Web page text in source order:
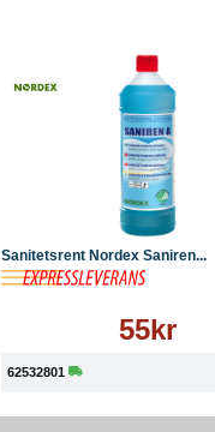
Sanitetsrent Nordex Saniren...
55kr
62532801